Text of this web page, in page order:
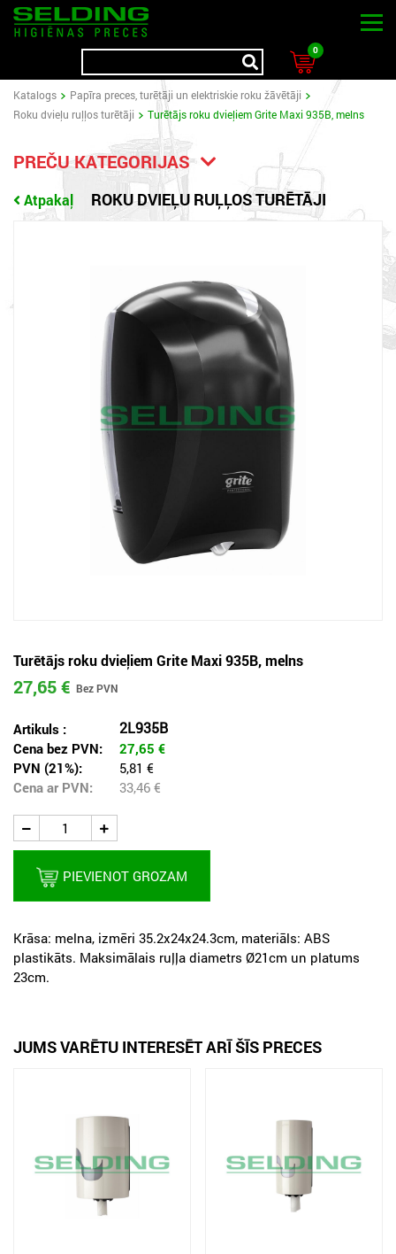
0
Katalogs
Papīra preces, turētāji un elektriskie roku žāvētāji
Roku dvieļu ruļļos turētāji
Turētājs roku dvieļiem Grite Maxi 935B, melns
PREČU KATEGORIJAS
Atpakaļ ROKU DVIEĻU RUĻĻOS TURĒTĀJI
Turētājs roku dvieļiem Grite Maxi 935B, melns
27,65 €
Artikuls : 2L935B
Cena bez PVN: 27,65 €
PVN (21%):
5,81 €
Cena ar PVN:
33,46 €
PIEVIENOT GROZAM
Krāsa: melna, izmēri 35.2x24x24.3cm, materiāls: ABS
plastikāts. Maksimālais ruļļa diametrs Ø21cm un platums
23cm.
JUMS VARĒTU INTERESĒT ARĪ ŠĪS PRECES